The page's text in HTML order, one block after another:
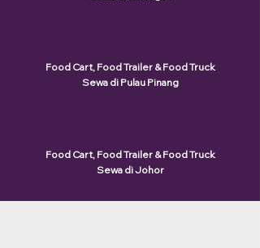
Food Cart, Food Trailer & Food Truck
Sewa di Pulau Pinang
Food Cart, Food Trailer & Food Truck
Sewa di Johor